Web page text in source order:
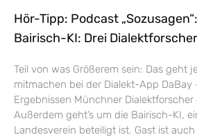
Hör-Tipp: Podcast
Bairisch-KI: Drei
Teil von was Größerem sein: Das geht
mitmachen bei der Dialekt-App DaBay
Ergebnissen Münchner
Außerdem geht’s um die Bairisch-KI,
Landesverein beteiligt ist. Gast ist